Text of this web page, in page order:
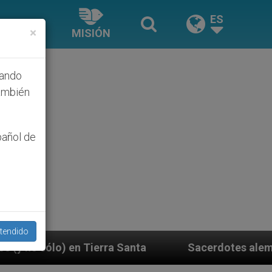
MISIÓN
ES
Sacerdotes alemanes fieles al Papa
×
de